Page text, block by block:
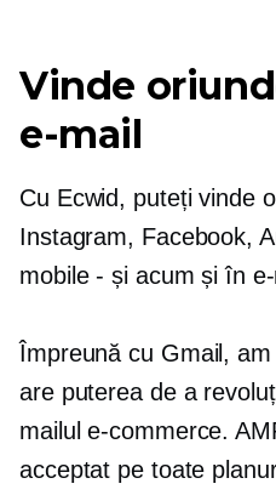
Vinde
e-mail
Cu Ecwid, puteți vinde
Instagram, Facebook,
mobile - și acum și în
Împreună cu Gmail,
are puterea de a
mailule-commerce.
acceptat pe toate